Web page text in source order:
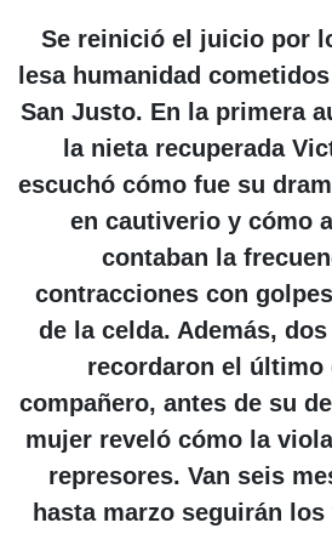
Se reinició el juicio por
lesa humanidad
San Justo. En la primera
la nieta recuperada
escuchó cómo fue su
en cautiverio y cómo
contaban la
contracciones con
de la celda. Además,
recordaron el último
compañero, antes de su
mujer reveló cómo la
represores. Van seis
hasta marzo seguirán